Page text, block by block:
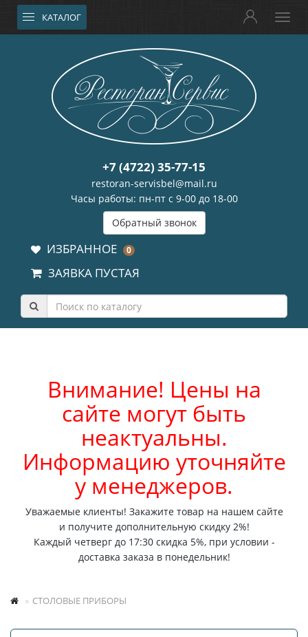
КАТАЛОГ
+7 (4722) 35-77-15
restoran-servisbel@mail.ru
Часы работы: пн-пт с 9-00 до 18-00
Обратный звонок
ИЗБРАННОЕ 0
ЗАЯВКА ПУСТАЯ
Внимание! Цены на
сайте могут быть
неактуальны.
Информацию уточняйте
у менеджеров.
Уважаемые клиенты! Закажите товар на нашем сайте
и получите дополнительную скидку 2%!
Каждый четверг до 17:30 скидка 5%, при условии -
доставка заказа в понедельник!
СТОЛОВЫЕ ПРИБОРЫ